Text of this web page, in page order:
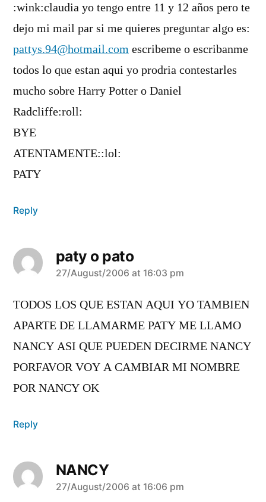
:wink:claudia yo tengo entre 11 y 12 años pero te
dejo mi mail par si me quieres preguntar algo es:
pattys.94@hotmail.com escribeme o escribanme
todos lo que estan aqui yo prodria contestarles
mucho sobre Harry Potter o Daniel
Radcliffe:roll:
BYE
ATENTAMENTE::lol:
PATY
Reply
paty o pato
says:
27/August/2006 at 16:03 pm
TODOS LOS QUE ESTAN AQUI YO TAMBIEN
APARTE DE LLAMARME PATY ME LLAMO
NANCY ASI QUE PUEDEN DECIRME NANCY
PORFAVOR VOY A CAMBIAR MI NOMBRE
POR NANCY OK
Reply
NANCY
says:
27/August/2006 at 16:06 pm